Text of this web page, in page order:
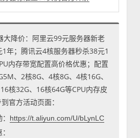
大降价：阿里云99元服务器新老
年；腾讯云4核服务器秒杀38元1
内存带宽配置高价格优惠；配置
、2核8G、4核8G、4核16G、
核32G、16核64G等CPU内存皮
官方活动页面：
https://t.aliyun.com/U/bLynLC